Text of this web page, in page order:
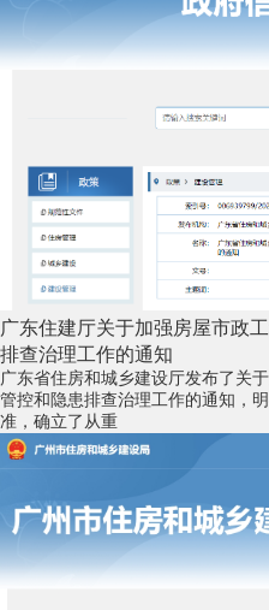
广东住建厅关于加强房屋市政
排查治理工作的通知
广东省住房和城乡建设厅发布了关
管控和隐患排查治理工作的通知，
准，确立了从重